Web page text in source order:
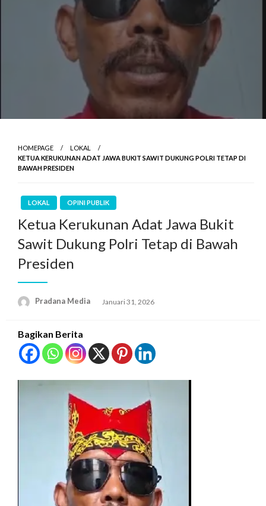
HOMEPAGE
LOKAL
KETUA KERUKUNAN ADAT JAWA BUKIT SAWIT DUKUNG POLRI TETAP DI
BAWAH PRESIDEN
LOKAL OPINI PUBLIK
Ketua Kerukunan Adat Jawa Bukit
Sawit Dukung Polri Tetap di Bawah
Presiden
Pradana Media Januari 31, 2026
Bagikan Berita